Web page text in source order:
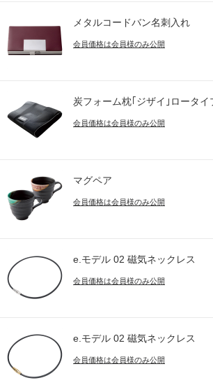
メタルコードバン名刺入れ
会員価格は会員様のみ公開
炭フォーム枕｢ジザイ｣ロータイ
会員価格は会員様のみ公開
マグペア
会員価格は会員様のみ公開
e.モデル 02 磁気ネックレス
会員価格は会員様のみ公開
e.モデル 02 磁気ネックレス
会員価格は会員様のみ公開